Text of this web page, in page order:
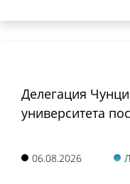
Делегация
университета
06.08.2026